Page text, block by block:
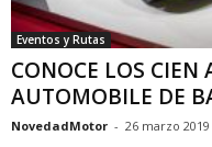
Eventos y Rutas
CONOCE LOS CIEN
AUTOMOBILE DE
NovedadMotor - 26 marzo 2019